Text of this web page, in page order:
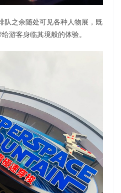
队之余随处可见各种人物展，既
游客身临其境般的体验。